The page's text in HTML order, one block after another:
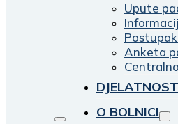
Upute
Anketa
O BOLNICI